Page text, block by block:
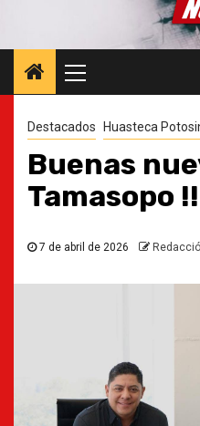
principal
Destacados Huasteca
Buenas
Tamasopo !!
7 de abril de 2026